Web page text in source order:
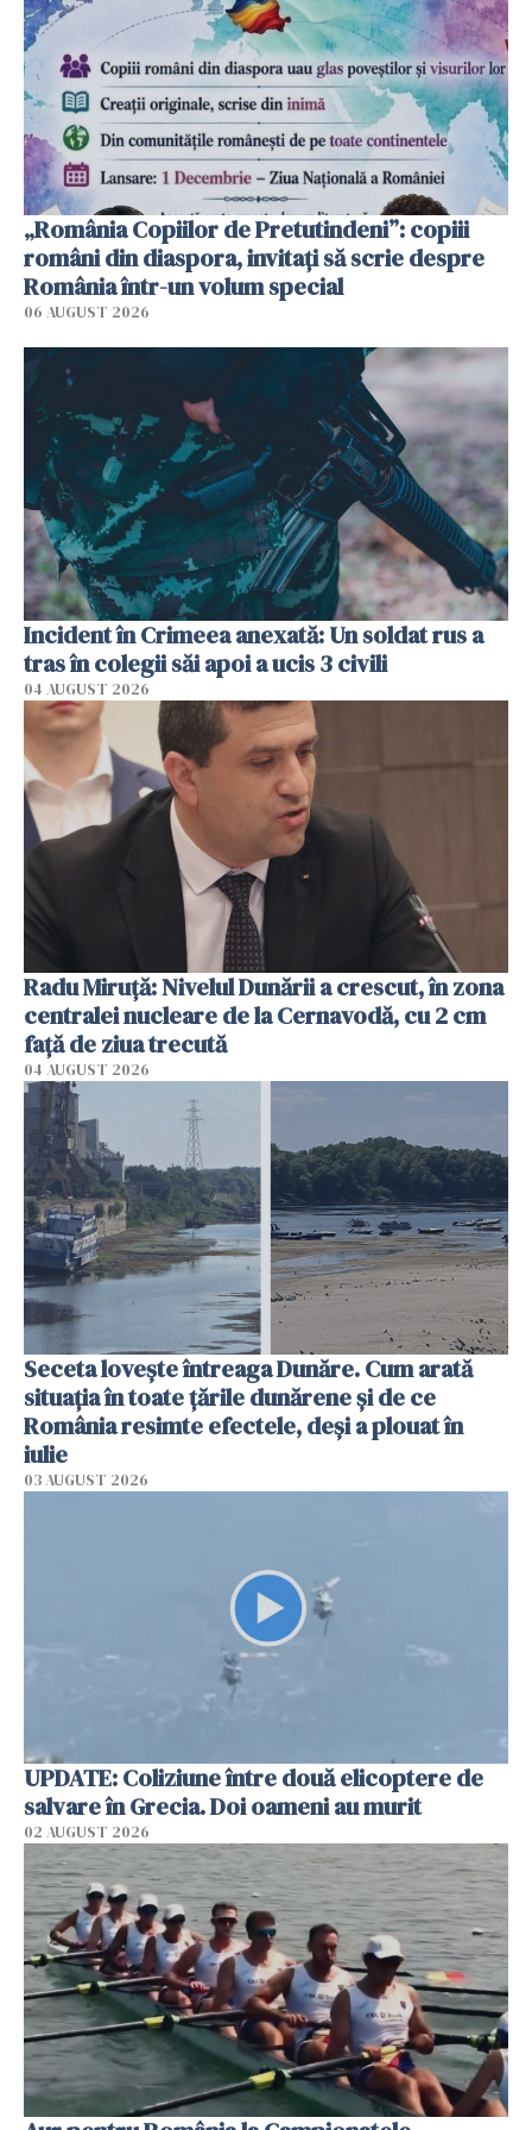
„România Copiilor de Pretutindeni”: copiii
români din diaspora, invitați să scrie despre
România într-un volum special
06 AUGUST 2026
Incident în Crimeea anexată: Un soldat rus a
tras în colegii săi apoi a ucis 3 civili
04 AUGUST 2026
Radu Miruţă: Nivelul Dunării a crescut, în zona
centralei nucleare de la Cernavodă, cu 2 cm
faţă de ziua trecută
04 AUGUST 2026
Seceta lovește întreaga Dunăre. Cum arată
situația în toate țările dunărene și de ce
România resimte efectele, deși a plouat în
iulie
03 AUGUST 2026
UPDATE: Coliziune între două elicoptere de
salvare în Grecia. Doi oameni au murit
02 AUGUST 2026